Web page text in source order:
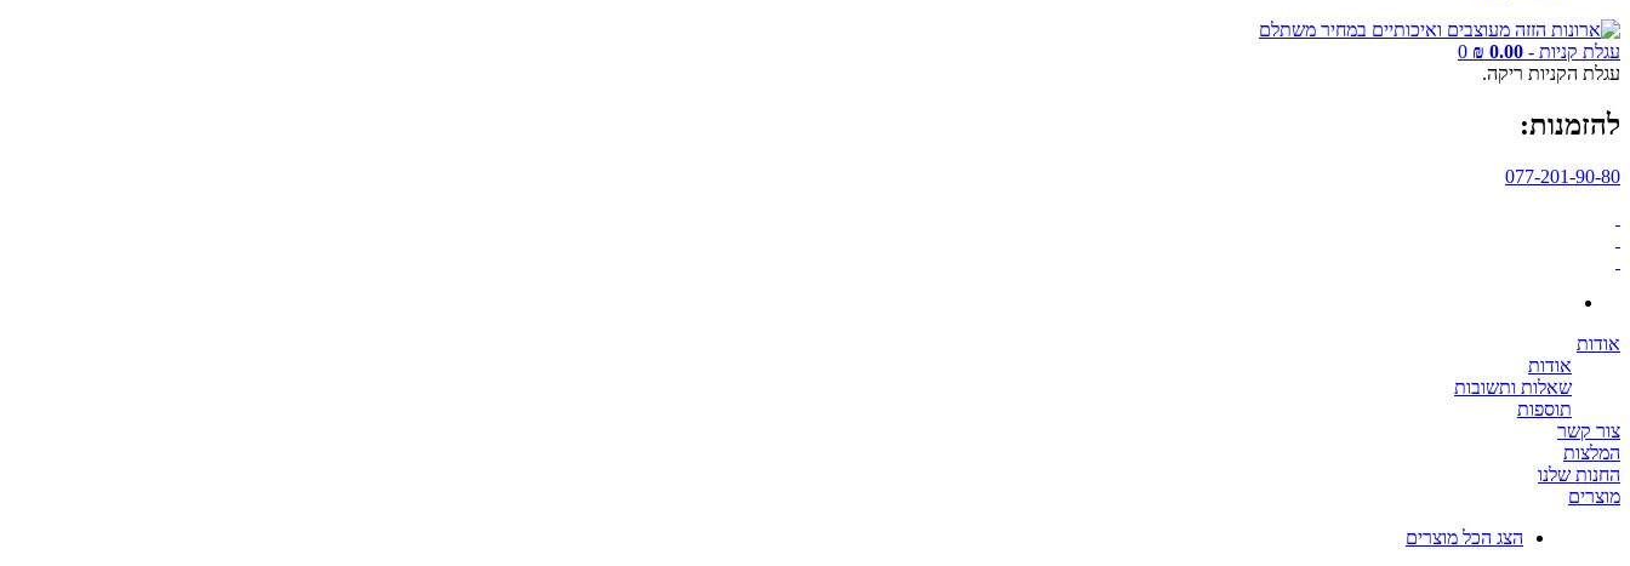
עגלת קניות - 0.00 ₪
0
עגלת הקניות ריקה.
להזמנות:
077-201-90-80
אודות
אודות
שאלות ותשובות
תוספות
צור קשר
המלצות
החנות שלנו
מוצרים
הצג הכל מוצרים